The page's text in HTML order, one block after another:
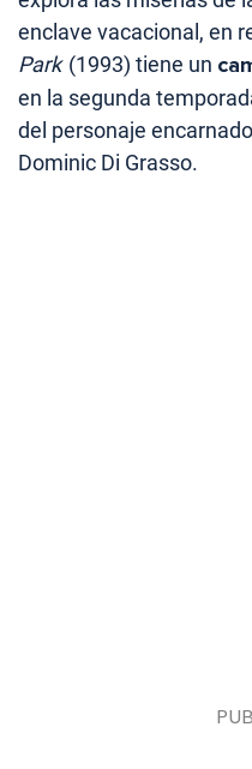
enclave vacacional, en
Park(1993) tiene un
en la segunda
del personaje
Dominic Di Grasso.